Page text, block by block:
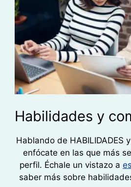
Habilidades y
Hablando de HABILIDADES
enfócate en las que más
perfil. Échale un vistazo a
saber más sobre